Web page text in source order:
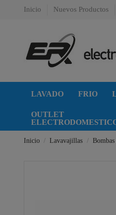
Inicio Nuevos Productos
LAVADO FRIO
OUTLET
Inicio Lavavajillas